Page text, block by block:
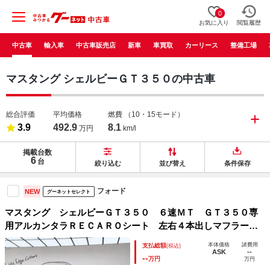
0
お気に入り 閲覧履歴
中古車 輸入車 中古車販売店 新車 車買取 カーリース 整備工場
マスタング シェルビーＧＴ３５０の中古車
総合評価
3.9
平均価格
492.9 万円
燃費 （10・15モード）
8.1 km/l
掲載台数
6 台 絞り込む 並び替え 条件保存
NEW グーネットセレクト フォード
マスタング シェルビーＧＴ３５０ ６速ＭＴ ＧＴ３５０専
用アルカンタラＲＥＣＡＲＯシート 左右４本出しマフラー
ＧＴ３５０専用１０スポークアルミ プッシュスタート ドラ
イブレコーダー ＥＴＣ
支払総額(税込)
--万円
本体価格
ASK
諸費用
--
万円